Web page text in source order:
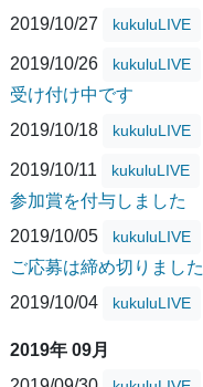
2019/10/27
kukuluLIVE
2019/10/26 kukuluLIVE
受け付け中です
2019/10/18
kukuluLIVE
2019/10/11 kukuluLIVE
参加賞を付与しました
2019/10/05
kukuluLIVE
ご応募は締め切りました
2019/10/04
kukuluLIVE
2019年 09月